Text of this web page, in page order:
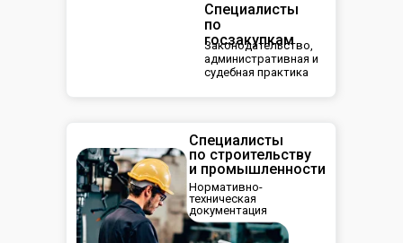
Специалисты
по
госзакупкам
Законодательство,
административная и
судебная практика
Специалисты
по строительству
и промышленности
Нормативно-
техническая
документация